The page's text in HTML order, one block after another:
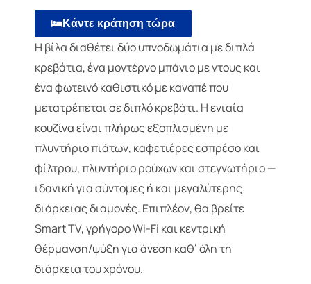
Κάντε κράτηση τώρα
Η βίλα διαθέτει δύο υπνοδωμάτια με διπλά
κρεβάτια, ένα μοντέρνο μπάνιο με ντους και
ένα φωτεινό καθιστικό με καναπέ που
μετατρέπεται σε διπλό κρεβάτι. Η ενιαία
κουζίνα είναι πλήρως εξοπλισμένη με
πλυντήριο πιάτων, καφετιέρες εσπρέσο και
φίλτρου, πλυντήριο ρούχων και στεγνωτήριο —
ιδανική για σύντομες ή και μεγαλύτερης
διάρκειας διαμονές. Επιπλέον, θα βρείτε
Smart TV, γρήγορο Wi-Fi και κεντρική
θέρμανση/ψύξη για άνεση καθ’ όλη τη
διάρκεια του χρόνου.